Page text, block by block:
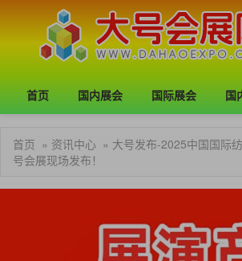
首页 国内展会 国际展会 国
首页 » 资讯中心 » 大号发布-2025中国国际
号会展现场发布！